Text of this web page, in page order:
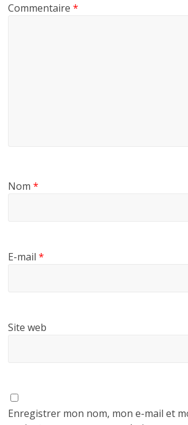
Commentaire*
Nom*
E-mail*
Site web
Enregistrer mon nom, mon e-mail et